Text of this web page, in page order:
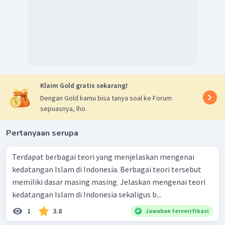
Klaim Gold gratis sekarang!
Dengan Gold kamu bisa tanya soal ke Forum
sepuasnya, lho.
Pertanyaan serupa
Terdapat berbagai teori yang menjelaskan mengenai
kedatangan Islam di Indonesia. Berbagai teori tersebut
memiliki dasar masing masing. Jelaskan mengenai teori
kedatangan Islam di Indonesia sekaligus b...
1 3.8 Jawaban terverifikasi